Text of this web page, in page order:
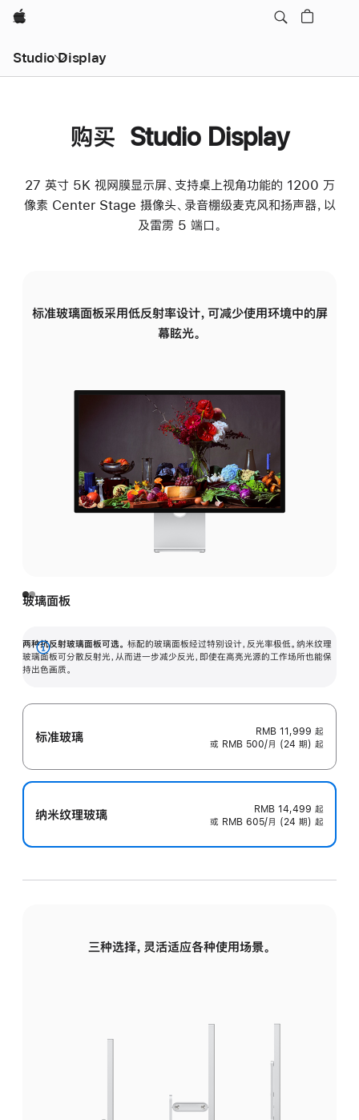
Apple
Studio Display
购买 Studio Display
27 英寸 5K 视网膜显示屏、支持桌上视角功能的 1200 万
像素 Center Stage 摄像头、录音棚级麦克风和扬声器，以
及雷雳 5 端口。
标准玻璃面板采用低反射率设计，可减少使用环境中的屏
幕眩光。
玻璃面板
两种抗反射玻璃面板可选。 标配的玻璃面板经过特别设计，反光率极低。纳米纹理
玻璃面板可分散反射光，从而进一步减少反光，即使在高亮光源的工作场所也能保
持出色画质。
展
开
标准玻璃 RMB 11,999 起
或 RMB 500/月 (24 期) 起
纳米纹理玻璃 RMB 14,499 起
或 RMB 605/月 (24 期) 起
三种选择，灵活适应各种使用场景。